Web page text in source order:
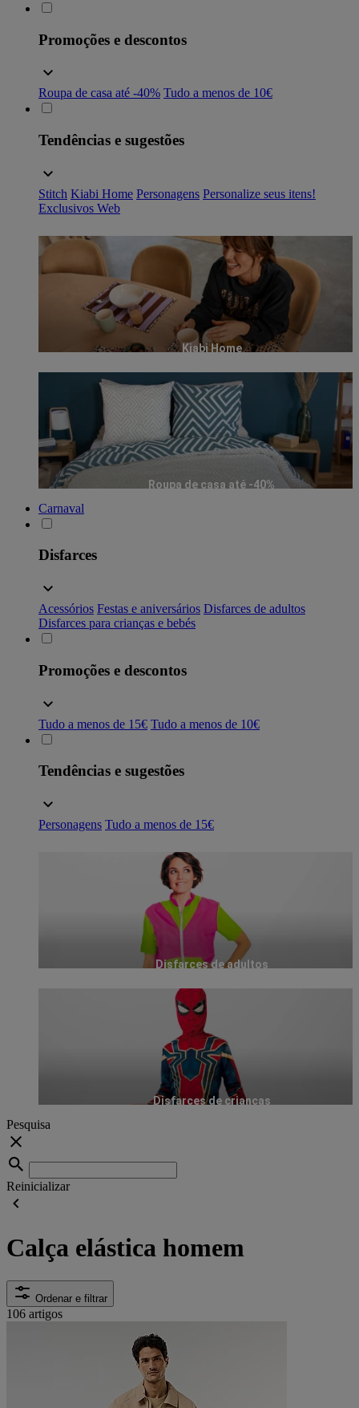
Promoções e descontos
Roupa de casa até -40% Tudo a menos de 10€
Tendências e sugestões
Stitch Kiabi Home Personagens Personalize seus itens!
Exclusivos Web
Kiabi Home
Roupa de casa até -40%
Carnaval
Disfarces
Acessórios Festas e aniversários Disfarces de adultos
Disfarces para crianças e bebés
Promoções e descontos
Tudo a menos de 15€ Tudo a menos de 10€
Tendências e sugestões
Personagens Tudo a menos de 15€
Disfarces de adultos
Disfarces de crianças
Pesquisa
Reinicializar
Calça elástica homem
Ordenar e filtrar
106 artigos